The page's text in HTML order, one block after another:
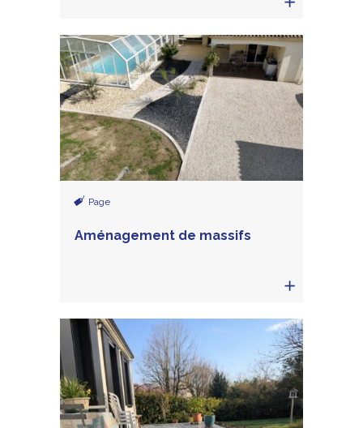
Aménagement de massifs
Page